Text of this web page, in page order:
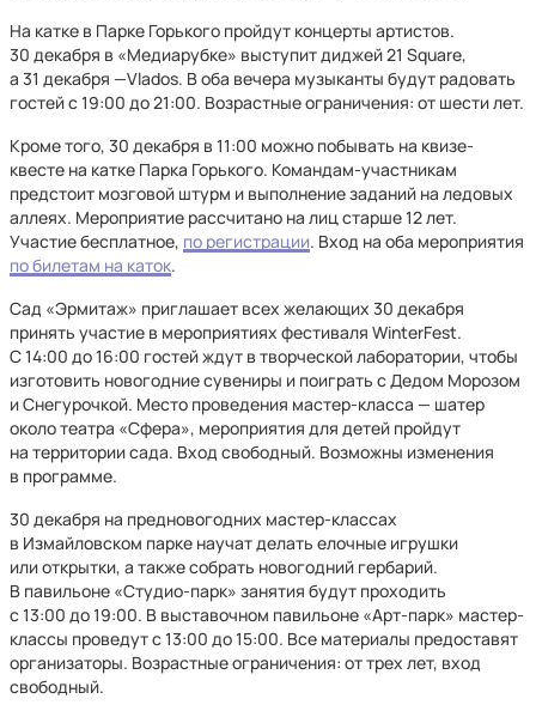
На катке в Парке Горького пройдут концерты артистов.
30 декабря в «Медиарубке» выступит диджей 21 Square,
а 31 декабря —Vlados. В оба вечера музыканты будут радовать
гостей с 19:00 до 21:00. Возрастные ограничения: от шести лет.
Кроме того, 30 декабря в 11:00 можно побывать на квизе-
квесте на катке Парка Горького. Командам-участникам
предстоит мозговой штурм и выполнение заданий на ледовых
аллеях. Мероприятие рассчитано на лиц старше 12 лет.
Участие бесплатное, по регистрации. Вход на оба мероприятия
по билетам на каток.
Сад «Эрмитаж» приглашает всех желающих 30 декабря
принять участие в мероприятиях фестиваля WinterFest.
С 14:00 до 16:00 гостей ждут в творческой лаборатории, чтобы
изготовить новогодние сувениры и поиграть с Дедом Морозом
и Снегурочкой. Место проведения мастер-класса — шатер
около театра «Сфера», мероприятия для детей пройдут
на территории сада. Вход свободный. Возможны изменения
в программе.
30 декабря на предновогодних мастер-классах
в Измайловском парке научат делать елочные игрушки
или открытки, а также собрать новогодний гербарий.
В павильоне «Студио-парк» занятия будут проходить
с 13:00 до 19:00. В выставочном павильоне «Арт-парк» мастер-
классы проведут с 13:00 до 15:00. Все материалы предоставят
организаторы. Возрастные ограничения: от трех лет, вход
свободный.